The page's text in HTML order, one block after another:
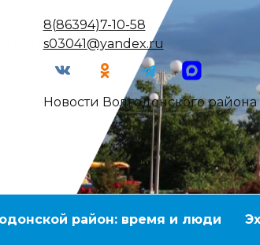
8(86394)7-10-58
s03041@yandex.ru
Новости Волгодонского района
район: время и люди